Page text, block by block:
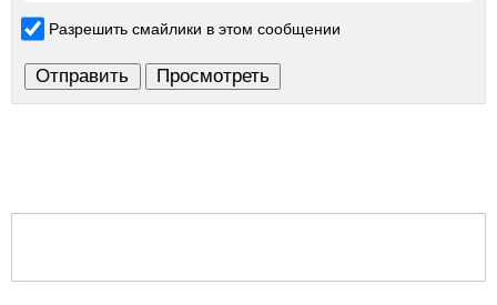
Разрешить смайлики в этом сообщении